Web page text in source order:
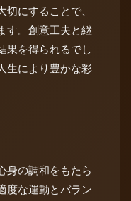
にすることで、
す。創意工夫と継
果を得られるでし
生により豊かな彩
身の調和をもたら
度な運動とバラン